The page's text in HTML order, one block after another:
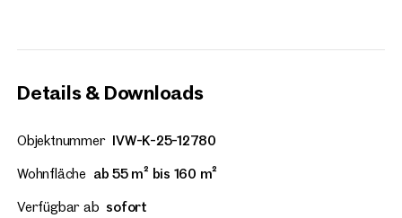
Details & Downloads
Objektnummer IVW-K-25-12780
Wohnfläche ab 55 m² bis 160 m²
Verfügbar ab sofort